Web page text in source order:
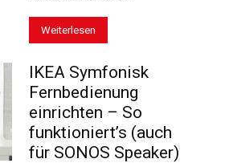
Weiterlesen
IKEA Symfonisk
Fernbedienung
einrichten – So
funktioniert’s (auch
für SONOS Speaker)